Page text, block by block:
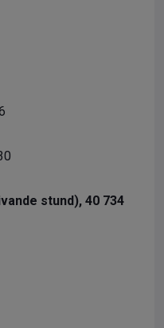
stund), 40 734